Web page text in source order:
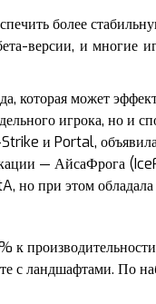
более
версии, и многие
которая может
игрока, но и
и Portal,
— АйсаФрога
но при этом
с ландшафтами. По